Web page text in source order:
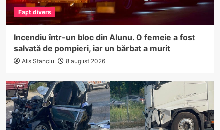
Fapt divers
Incendiu într-un bloc din Alunu. O femeie a fost
salvată de pompieri, iar un bărbat a murit
Alis Stanciu 8 august 2026